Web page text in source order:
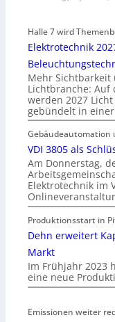
Halle 7 wird
Elektrotechnik
Mehr Sichtbarkeit
Lichtbranche: Auf
werden 2027
gebündelt in
Gebäudeautomation
VDI 3805 als
Am Donnerstag,
Elektrotechnik im
Produktionsstart in
Dehn erweitert
Markt
Im Frühjahr 2023
eine neue
Emissionen weiter